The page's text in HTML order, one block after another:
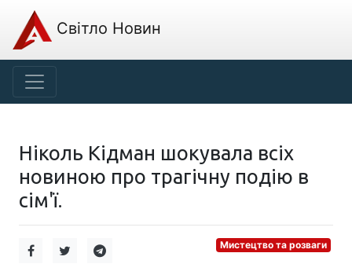
Світло Новин
Ніколь Кідман шокувала всіх
новиною про трагічну подію в
сім'ї.
Мистецтво та розваги